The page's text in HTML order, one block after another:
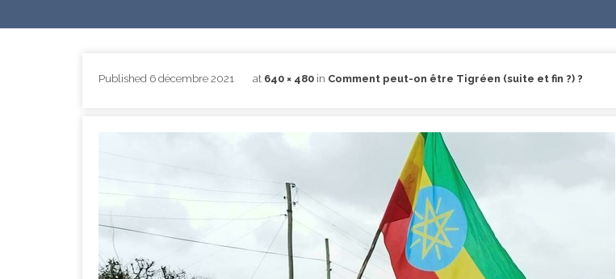
Published 6 décembre 2021 at 640 × 480 in Comment peut-on être Tigréen (suite et fin ?) ?